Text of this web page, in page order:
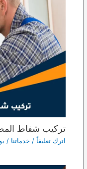
تركيب شفاط
اترك تعليقاً / خدماتنا /